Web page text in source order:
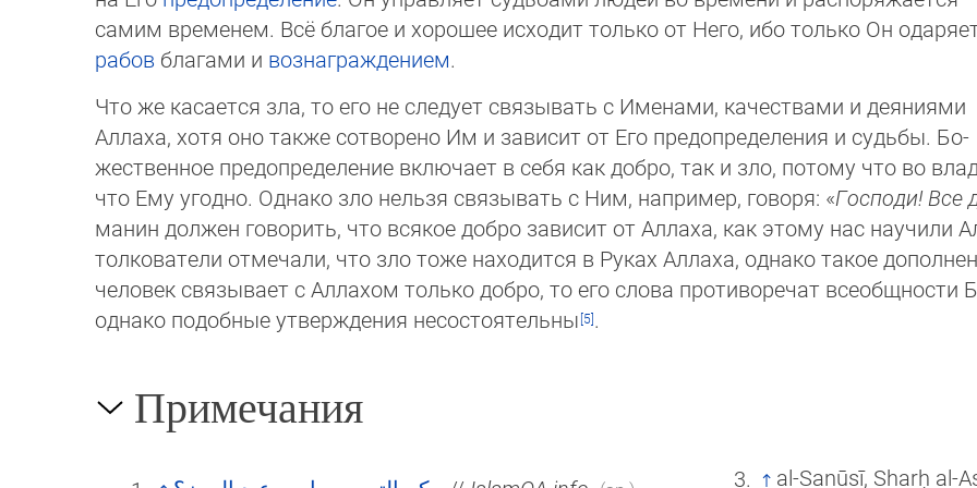
самим временем. Всё благое и хорошее исходит только от Него, ибо толь­ко Он
рабов благами и вознаграждением.
Что же касается зла, то его не следует связывать с Именами, качествами и деяниями
Аллаха, хотя оно также сотворено Им и зависит от Его предопределения и судьбы. Бо­
жественное предопределение включает в себя как добро, так и зло, потому что во
что Ему угодно. Однако зло нельзя связывать с Ним, например, говоря: «Господи! Все
манин должен говорить, что всякое добро зависит от Аллаха, как этому нас научили
толкователи отмечали, что зло тоже находится в Руках Аллаха, однако такое
человек связывает с Аллахом только добро, то его слова противоречат всеобщности
однако подобные утверждения несостоятельны
.
Примечания
al-Sanūsī, Sharḥ al-